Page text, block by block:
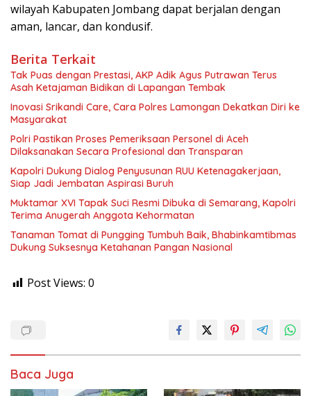
wilayah Kabupaten Jombang dapat berjalan dengan
aman, lancar, dan kondusif.
Berita Terkait
Tak Puas dengan Prestasi, AKP Adik Agus Putrawan Terus
Asah Ketajaman Bidikan di Lapangan Tembak
Inovasi Srikandi Care, Cara Polres Lamongan Dekatkan Diri ke
Masyarakat
Polri Pastikan Proses Pemeriksaan Personel di Aceh
Dilaksanakan Secara Profesional dan Transparan
Kapolri Dukung Dialog Penyusunan RUU Ketenagakerjaan,
Siap Jadi Jembatan Aspirasi Buruh
Muktamar XVI Tapak Suci Resmi Dibuka di Semarang, Kapolri
Terima Anugerah Anggota Kehormatan
Tanaman Tomat di Pungging Tumbuh Baik, Bhabinkamtibmas
Dukung Suksesnya Ketahanan Pangan Nasional
Post Views: 0
Baca Juga